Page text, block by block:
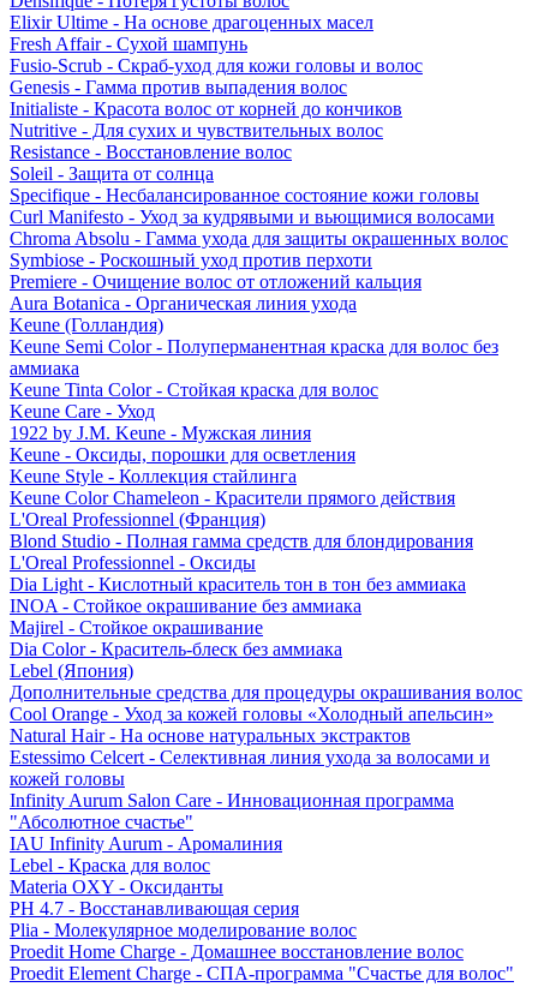
Elixir Ultime - На основе драгоценных масел
Fresh Affair - Сухой шампунь
Fusio-Scrub - Скраб-уход для кожи головы и волос
Genesis - Гамма против выпадения волос
Initialiste - Красота волос от корней до кончиков
Nutritive - Для сухих и чувствительных волос
Resistance - Восстановление волос
Soleil - Защита от солнца
Specifique - Несбалансированное состояние кожи головы
Curl Manifesto - Уход за кудрявыми и вьющимися волосами
Chroma Absolu - Гамма ухода для защиты окрашенных волос
Symbiose - Роскошный уход против перхоти
Premiere - Очищение волос от отложений кальция
Aura Botanica - Органическая линия ухода
Keune (Голландия)
Keune Semi Color - Полуперманентная краска для волос без
аммиака
Keune Tinta Color - Стойкая краска для волос
Keune Care - Уход
1922 by J.M. Keune - Мужская линия
Keune - Оксиды, порошки для осветления
Keune Style - Коллекция стайлинга
Keune Color Chameleon - Красители прямого действия
L'Oreal Professionnel (Франция)
Blond Studio - Полная гамма средств для блондирования
L'Oreal Professionnel - Оксиды
Dia Light - Кислотный краситель тон в тон без аммиака
INOA - Стойкое окрашивание без аммиака
Majirel - Стойкое окрашивание
Dia Color - Краситель-блеск без аммиака
Lebel (Япония)
Дополнительные средства для процедуры окрашивания волос
Cool Orange - Уход за кожей головы «Холодный апельсин»
Natural Hair - На основе натуральных экстрактов
Estessimo Celcert - Селективная линия ухода за волосами и
кожей головы
Infinity Aurum Salon Care - Инновационная программа
"Абсолютное счастье"
IAU Infinity Aurum - Аромалиния
Lebel - Краска для волос
Materia OXY - Оксиданты
PH 4.7 - Восстанавливающая серия
Plia - Молекулярное моделирование волос
Proedit Home Charge - Домашнее восстановление волос
Proedit Element Charge - СПА-программа "Счастье для волос"